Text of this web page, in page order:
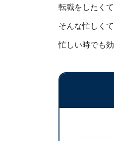
転職をしたく
そんな忙しく
忙しい時でも